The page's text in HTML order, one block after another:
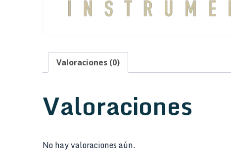
Valoraciones (0)
Valoraciones
No hay valoraciones aún.